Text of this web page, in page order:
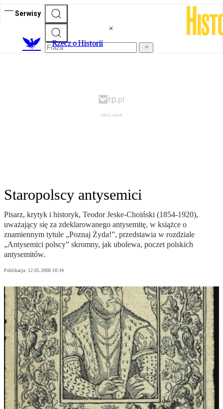
Serwisy
Rzecz o Historii
Staropolscy antysemici
Pisarz, krytyk i historyk, Teodor Jeske-Choiński (1854-1920),
uważający się za zdeklarowanego antysemitę, w książce o
znamiennym tytule „Poznaj Żyda!”, przedstawia w rozdziale
„Antysemici polscy” skromny, jak ubolewa, poczet polskich
antysemitów.
Publikacja: 12.05.2008 18:34